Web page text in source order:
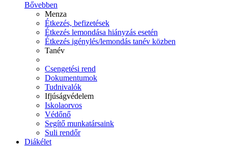
Bővebben
Menza
Étkezés, befizetések
Étkezés lemondása hiányzás esetén
Étkezés igénylés/lemondás tanév közben
Tanév
Csengetési rend
Dokumentumok
Tudnivalók
Ifjúságvédelem
Iskolaorvos
Védőnő
Segítő munkatársaink
Suli rendőr
Diákélet